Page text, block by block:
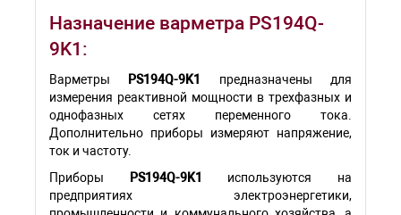
Назначение варметра PS194Q-
9K1:
Варметры PS194Q-9K1 предназначены для
измерения реактивной мощности в трехфазных и
однофазных сетях переменного тока.
Дополнительно приборы измеряют напряжение,
ток и частоту.
Приборы
PS194Q-9K1 используются на
предприятиях электроэнергетики,